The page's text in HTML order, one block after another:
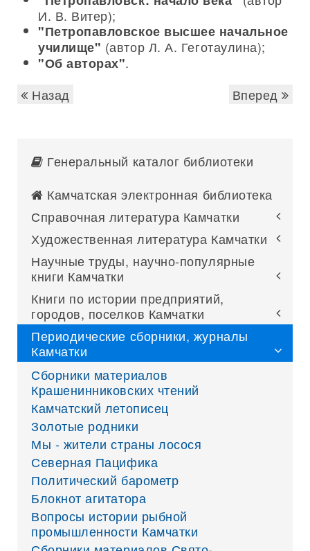
И. В. Витер);
"Петропавловское высшее начальное
училище" (автор Л. А. Геготаулина);
"Об авторах".
Назад
Вперед
Генеральный каталог библиотеки
Камчатская электронная библиотека
Справочная литература Камчатки
Художественная литература Камчатки
Научные труды, научно-популярные
книги Камчатки
Книги по истории предприятий,
городов, поселков Камчатки
Периодические сборники, журналы
Камчатки
Сборники материалов
Крашенинниковских чтений
Камчатский летописец
Золотые родники
Мы - жители страны лосося
Северная Пацифика
Политический барометр
Блокнот агитатора
Вопросы истории рыбной
промышленности Камчатки